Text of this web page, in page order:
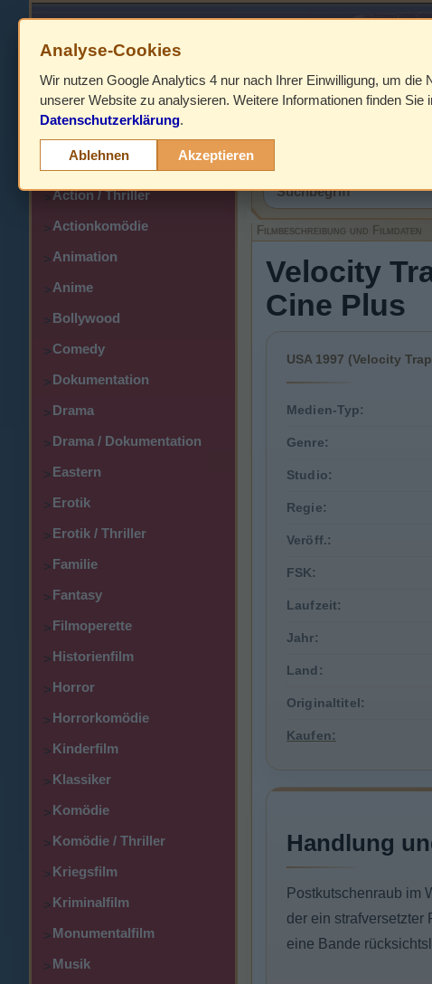
HOME
>
> Action
>Action / Thriller
>Actionkomödie
>Animation
>Anime
>Bollywood
>Comedy
>Dokumentation
>Drama
>Drama / Dokumentation
>Eastern
>Erotik
>Erotik / Thriller
>Familie
>Fantasy
>Filmoperette
>Historienfilm
>Horror
>Horrorkomödie
>Kinderfilm
>Klassiker
>Komödie
>Komödie / Thriller
>Kriegsfilm
>Kriminalfilm
>Monumentalfilm
>Musik
Filmbeschreibung,
Filmbeschreibung und Filmdaten
Velocity
Cine Plus
USA 1997 (Velocity
Medien-Typ:
Genre:
Studio:
Regie:
Veröff.:
FSK:
Laufzeit:
Jahr:
Land:
Originaltitel:
Kaufen:
Handlung
Postkutschenraub im
der ein
eine Bande
Analyse-Cookies
Wir nutzen Google Analytics 4 nur nach Ihrer Einwilligung, um die
unserer Website zu analysieren. Weitere Informationen finden Sie
Datenschutzerklärung.
Ablehnen Akzeptieren